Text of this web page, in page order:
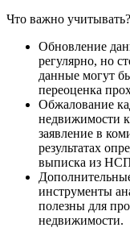
Что важно учитывать?
Обновление
регулярно, но
данные могут
переоценка
Обжалование
недвижимости
заявление в
результатах
выписка из
инструменты
полезны для
недвижимости.